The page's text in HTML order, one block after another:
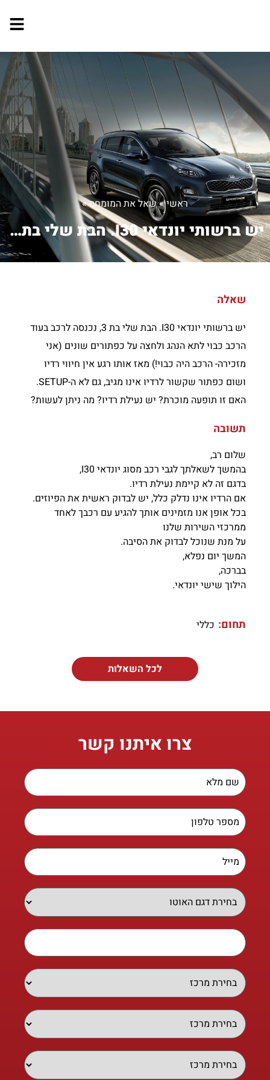
ראשי»שאל את המומחה»
יש ברשותי יונדאי I30. הבת שלי בת 3, נ...
שאלה
יש ברשותי יונדאי I30. הבת שלי בת 3, נכנסה לרכב בעוד
הרכב כבוי לתא הנהג ולחצה על כפתורים שונים (אני
מזכירה- הרכב היה כבוי!) מאז אותו רגע אין חיווי רדיו
ושום כפתור שקשור לרדיו אינו מגיב, גם לא ה-SETUP.
האם זו תופעה מוכרת? יש נעילת רדיו? מה ניתן לעשות?
תשובה
שלום רב,
בהמשך לשאלתך לגבי רכב מסוג יונדאי I30,
בדגם זה לא קיימת נעילת רדיו.
אם הרדיו אינו נדלק כלל, יש לבדוק ראשית את הפיוזים.
בכל אופן אנו מזמינים אותך להגיע עם רכבך לאחד
ממרכזי השירות שלנו
על מנת שנוכל לבדוק את הסיבה.
המשך יום נפלא,
בברכה,
הילוך שישי יונדאי.
תחום: כללי
לכל השאלות
צרו איתנו קשר